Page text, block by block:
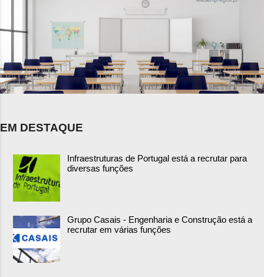
EM DESTAQUE
Infraestruturas de Portugal está a recrutar para
diversas funções
Grupo Casais - Engenharia e Construção está a
recrutar em várias funções